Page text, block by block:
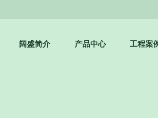
阔盛简介 产品中心 工程案